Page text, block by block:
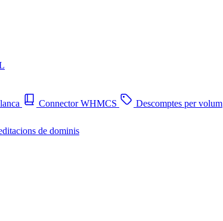
Connector WHMCS
Descomptes per volum
de dominis